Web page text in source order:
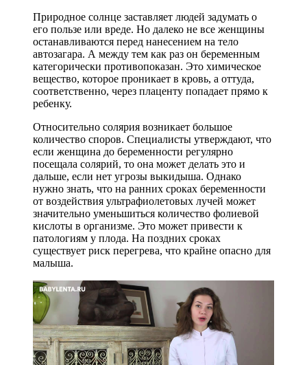
Природное солнце заставляет людей задумать о
его пользе или вреде. Но далеко не все женщины
останавливаются перед нанесением на тело
автозагара. А между тем как раз он беременным
категорически противопоказан. Это химическое
вещество, которое проникает в кровь, а оттуда,
соответственно, через плаценту попадает прямо к
ребенку.
Относительно солярия возникает большое
количество споров. Специалисты утверждают, что
если женщина до беременности регулярно
посещала солярий, то она может делать это и
дальше, если нет угрозы выкидыша. Однако
нужно знать, что на ранних сроках беременности
от воздействия ультрафиолетовых лучей может
значительно уменьшиться количество фолиевой
кислоты в организме. Это может привести к
патологиям у плода. На поздних сроках
существует риск перегрева, что крайне опасно для
малыша.